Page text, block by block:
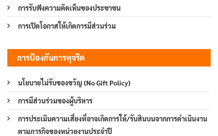
การรับฟังความคิดเห็นของประชาชน
การเปิดโอกาสให้เกิดการมีส่วนร่วม
การป้องกันการทุจริต
นโยบายไม่รับของขวัญ (No Gift Policy)
การมีส่วนร่วมของผู้บริหาร
การประเมินความเสี่ยงที่อาจเกิดการให้/รับสินบนจากการดำเนินงาน
ตามภารกิจของหน่วยงานประจำปี